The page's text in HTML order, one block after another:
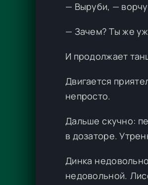
— Выруби, — ворчу
— Зачем? Ты же
И продолжает
Двигается
непросто.
Дальше скучно:
в дозаторе.
Динка
недовольной.